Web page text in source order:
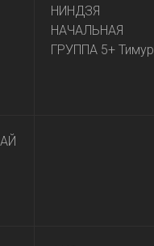
НИНДЗЯ
НАЧАЛЬНАЯ
ГРУППА 5+ Тимур